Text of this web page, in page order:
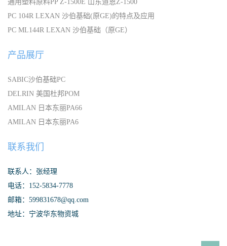
通用塑料原料PP Z-1500E 山东道恩Z-1500
PC 104R LEXAN 沙伯基础(原GE)的特点及应用
PC ML144R LEXAN 沙伯基础（原GE）
产品展厅
SABIC沙伯基础PC
DELRIN 美国杜邦POM
AMILAN 日本东丽PA66
AMILAN 日本东丽PA6
联系我们
联系人：张经理
电话：152-5834-7778
邮箱：599831678@qq.com
地址：宁波华东物资城